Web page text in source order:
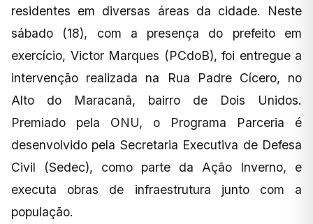
residentes em diversas áreas da cidade. Neste
sábado (18), com a presença do prefeito em
exercício, Victor Marques (PCdoB), foi entregue a
intervenção realizada na Rua Padre Cícero, no
Alto do Maracanã, bairro de Dois Unidos.
Premiado pela ONU, o Programa Parceria é
desenvolvido pela Secretaria Executiva de Defesa
Civil (Sedec), como parte da Ação Inverno, e
executa obras de infraestrutura junto com a
população.